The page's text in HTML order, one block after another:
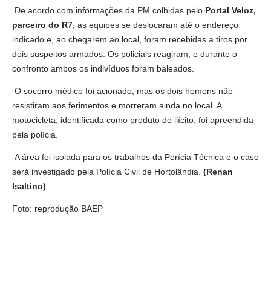
De acordo com informações da PM colhidas pelo Portal Veloz,
parceiro do R7, as equipes se deslocaram até o endereço
indicado e, ao chegarem ao local, foram recebidas a tiros por
dois suspeitos armados. Os policiais reagiram, e durante o
confronto ambos os indivíduos foram baleados.
O socorro médico foi acionado, mas os dois homens não
resistiram aos ferimentos e morreram ainda no local. A
motocicleta, identificada como produto de ilícito, foi apreendida
pela polícia.
A área foi isolada para os trabalhos da Perícia Técnica e o caso
será investigado pela Polícia Civil de Hortolândia. (Renan
Isaltino)
Foto: reprodução BAEP